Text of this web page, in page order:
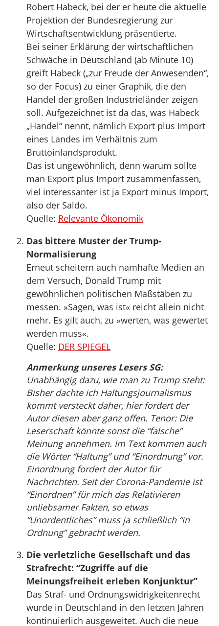
Robert Habeck, bei der er heute die aktuelle
Projektion der Bundesregierung zur
Wirtschaftsentwicklung präsentierte.
Bei seiner Erklärung der wirtschaftlichen
Schwäche in Deutschland (ab Minute 10)
greift Habeck („zur Freude der Anwesenden“,
so der Focus) zu einer Graphik, die den
Handel der großen Industrieländer zeigen
soll. Aufgezeichnet ist da das, was Habeck
„Handel“ nennt, nämlich Export plus Import
eines Landes im Verhältnis zum
Bruttoinlandsprodukt.
Das ist ungewöhnlich, denn warum sollte
man Export plus Import zusammenfassen,
viel interessanter ist ja Export minus Import,
also der Saldo.
Quelle: Relevante Ökonomik
Das bittere Muster der Trump-
Normalisierung
Erneut scheitern auch namhafte Medien an
dem Versuch, Donald Trump mit
gewöhnlichen politischen Maßstäben zu
messen. »Sagen, was ist« reicht allein nicht
mehr. Es gilt auch, zu »werten, was gewertet
werden muss«.
Quelle: DER SPIEGEL
Anmerkung unseres Lesers SG:
Unabhängig dazu, wie man zu Trump steht:
Bisher dachte ich Haltungsjournalismus
kommt versteckt daher, hier fordert der
Autor diesen aber ganz offen. Tenor: Die
Leserschaft könnte sonst die “falsche”
Meinung annehmen. Im Text kommen auch
die Wörter “Haltung” und “Einordnung” vor.
Einordnung fordert der Autor für
Nachrichten. Seit der Corona-Pandemie ist
“Einordnen” für mich das Relativieren
unliebsamer Fakten, so etwas
“Unordentliches” muss ja schließlich “in
Ordnung” gebracht werden.
Die verletzliche Gesellschaft und das
Strafrecht: “Zugriffe auf die
Meinungsfreiheit erleben Konjunktur”
Das Straf- und Ordnungswidrigkeitenrecht
wurde in Deutschland in den letzten Jahren
kontinuierlich ausgeweitet. Auch die neue